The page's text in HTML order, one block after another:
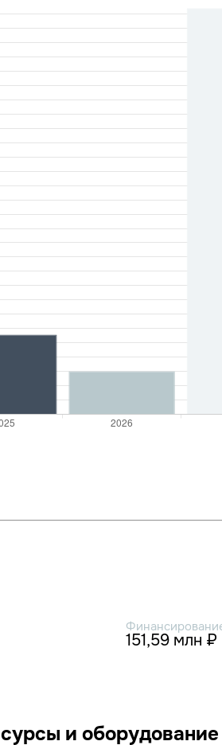
151,59 млн ₽
и оборудование